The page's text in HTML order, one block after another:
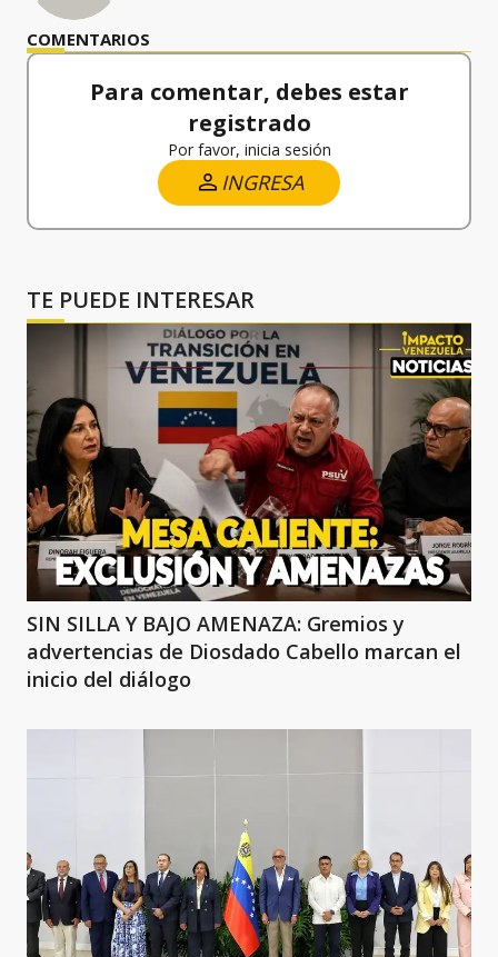
COMENTARIOS
Para comentar, debes estar
registrado
Por favor, inicia sesión
INGRESA
TE PUEDE INTERESAR
SIN SILLA Y BAJO AMENAZA: Gremios y
advertencias de Diosdado Cabello marcan el
inicio del diálogo